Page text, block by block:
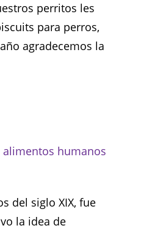
perritos les
para perros,
agradecemos la
alimentos humanos
del siglo XIX, fue
la idea de